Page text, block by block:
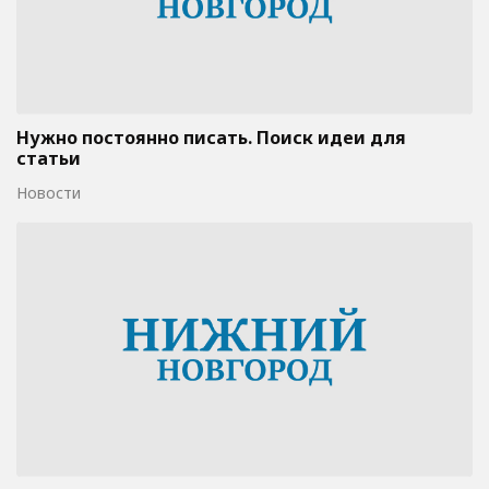
Нужно постоянно писать. Поиск идеи для
статьи
Новости